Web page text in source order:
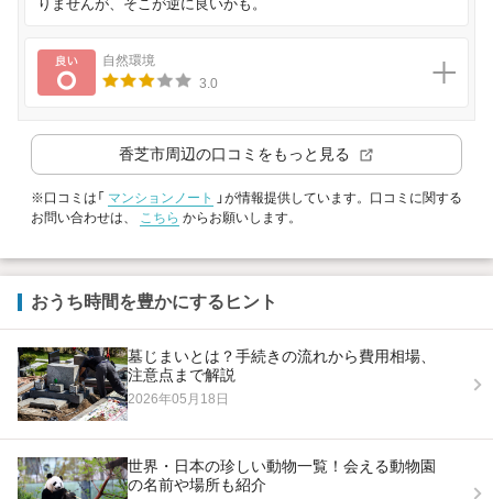
りませんが、そこが逆に良いかも。
良い
自然環境
3.0
香芝市周辺の口コミをもっと見る
※口コミは「 マンションノート
」が情報提供しています。口コミに関する
お問い合わせは、 こちら からお願いします。
おうち時間を豊かにするヒント
墓じまいとは？手続きの流れから費用相場、
注意点まで解説
2026年05月18日
世界・日本の珍しい動物一覧！会える動物園
の名前や場所も紹介